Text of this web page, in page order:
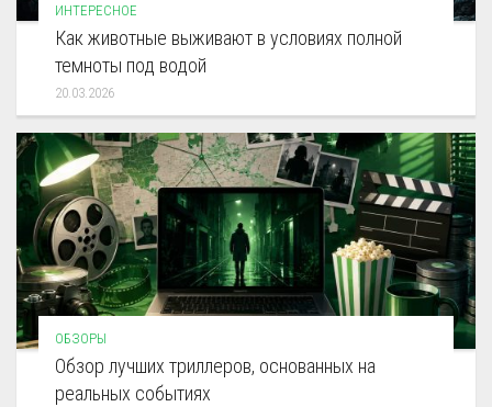
ИНТЕРЕСНОЕ
Как животные выживают в условиях полной
темноты под водой
20.03.2026
ОБЗОРЫ
Обзор лучших триллеров, основанных на
реальных событиях